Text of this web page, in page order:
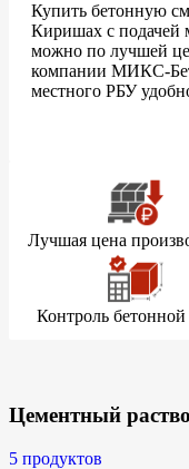
Купить бетонную
Киришах с подачей
можно по лучшей
компании МИКС-
местного РБУ
Лучшая цена
Контроль бетонной
Цементный
5 продуктов